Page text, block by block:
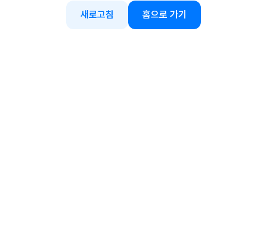
새로고침 홈으로 가기